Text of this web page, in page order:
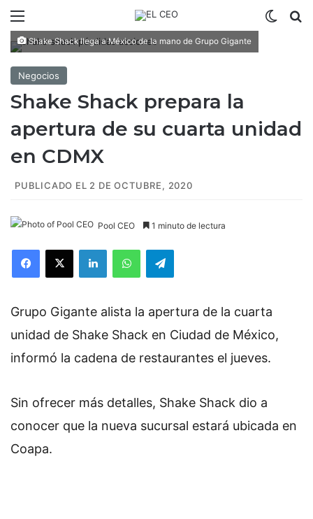
Shake Shack llega a México de la mano de Grupo Gigante
Negocios
Shake Shack prepara la
apertura de su cuarta unidad
en CDMX
PUBLICADO EL 2 DE OCTUBRE, 2020
Pool CEO 1 minuto de lectura
Grupo Gigante alista la apertura de la cuarta
unidad de Shake Shack en Ciudad de México,
informó la cadena de restaurantes el jueves.
Sin ofrecer más detalles, Shake Shack dio a
conocer que la nueva sucursal estará ubicada en
Coapa.